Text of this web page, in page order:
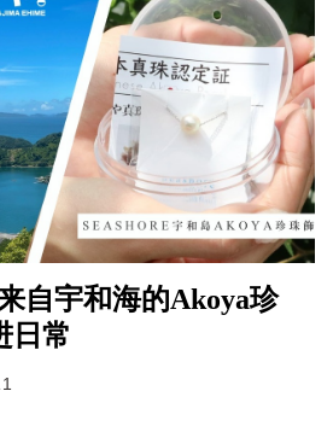
自宇和海的Akoya珍
日常